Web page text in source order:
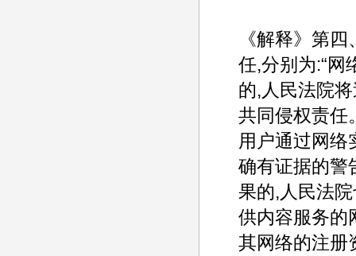
《解释》第
任,分别为:“网
的,人民法院
共同侵权责任
用户通过网络
确有证据的警
果的,人民法
供内容服务的
其网络的注册